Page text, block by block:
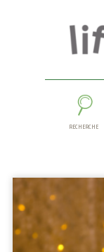
RECHERCHE